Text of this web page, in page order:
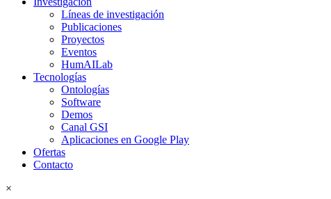
Líneas de investigación
Publicaciones
Proyectos
Eventos
HumAILab
Tecnologías
Ontologías
Software
Demos
Canal GSI
Aplicaciones en Google Play
Ofertas
Contacto
×